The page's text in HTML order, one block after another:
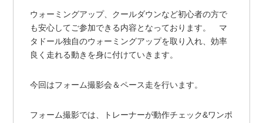
ウォーミングアップ、クールダウンなど初心者の方で
も安心してご参加できる内容となっております。 マ
タドール独自のウォーミングアップを取り入れ、効率
良く走れる動きを身に付けていきます。
今回はフォーム撮影会＆ペース走を行います。
フォーム撮影では、トレーナーが動作チェック&ワンポ